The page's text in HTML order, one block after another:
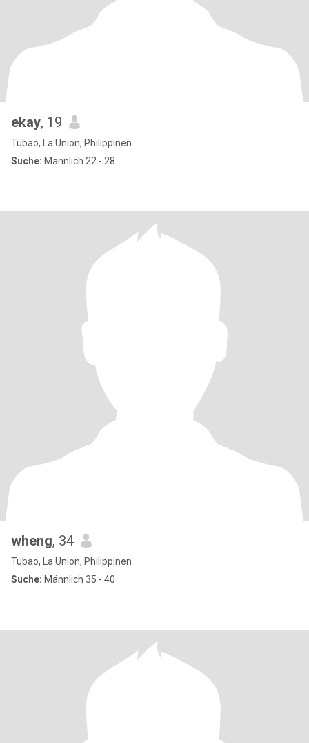
ekay, 19
Tubao, La Union, Philippinen
Suche: Männlich 22 - 28
wheng, 34
Tubao, La Union, Philippinen
Suche: Männlich 35 - 40